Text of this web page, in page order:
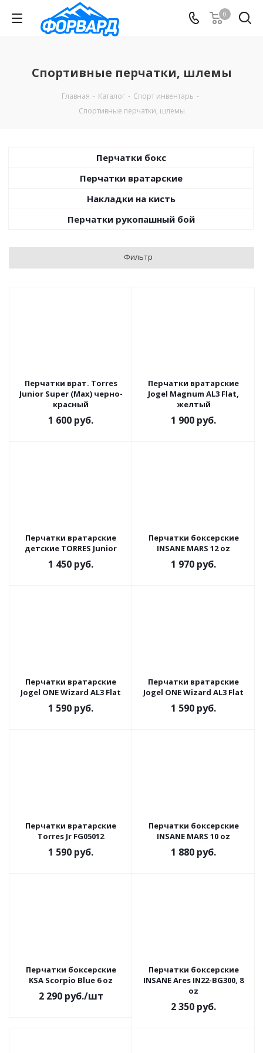
0
Спортивные перчатки, шлемы
Главная - Каталог - Спорт инвентарь -
Спортивные перчатки, шлемы
Перчатки бокс
Перчатки вратарские
Накладки на кисть
Перчатки рукопашный бой
Фильтр
Перчатки врат. Torres
Junior Super (Max) черно-
красный
1 600 руб.
Перчатки вратарские
Jogel Magnum AL3 Flat,
желтый
1 900 руб.
Перчатки вратарские
детские TORRES Junior
1 450 руб.
Перчатки боксерские
INSANE MARS 12 oz
1 970 руб.
Перчатки вратарские
Jogel ONE Wizard AL3 Flat
1 590 руб.
Перчатки вратарские
Jogel ONE Wizard AL3 Flat
1 590 руб.
Перчатки вратарские
Torres Jr FG05012
1 590 руб.
Перчатки боксерские
INSANE MARS 10 oz
1 880 руб.
Перчатки боксерские
KSA Scorpio Blue 6 oz
2 290руб./шт
Перчатки боксерские
INSANE Ares IN22-BG300, 8
oz
2 350 руб.